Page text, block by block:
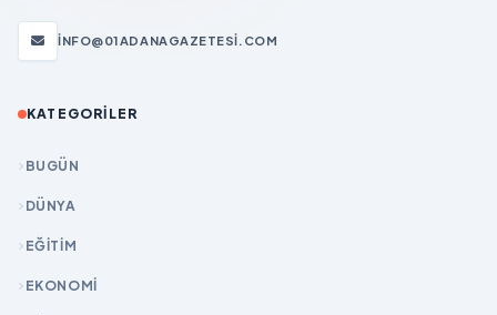
INFO@01ADANAGAZETESI.COM
KATEGORILER
BUGÜN
DÜNYA
EĞİTİM
EKONOMİ